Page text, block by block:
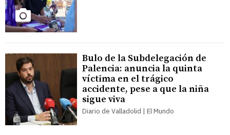
Bulo de la Subdelegación de
Palencia: anuncia la quinta
víctima en el trágico
accidente, pese a que la niña
sigue viva
Diario de Valladolid | El Mundo